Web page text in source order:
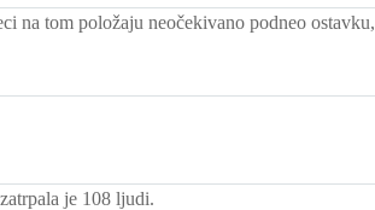
na tom položaju neočekivano podneo ostavku,
je 108 ljudi.